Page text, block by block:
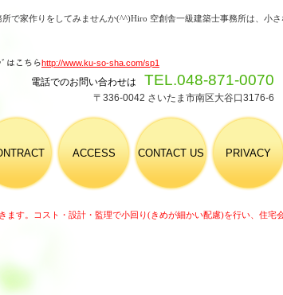
家作りをしてみませんか(^^)Hiro 空創舎一級建築士事務所は、小
はこちらhttp://www.ku-so-sha.com/sp1
電話でのお問い合わせは TEL.048-871-0070
〒336-0042 さいたま市南区大谷口3176-6
ます。コスト・設計・監理で小回り(きめが細かい配慮)を行い、住宅
ACCESS CONTACT US PRIVACY